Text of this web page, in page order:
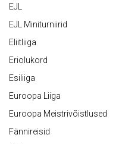
EJL
EJL Miniturniirid
Eliitliiga
Eriolukord
Esiliiga
Euroopa Liiga
Euroopa Meistrivõistlused
Fännireisid